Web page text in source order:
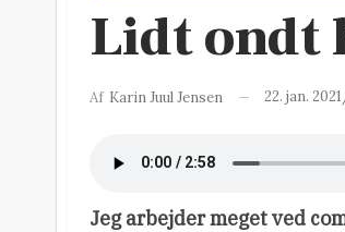
Lidt ondt
Af Karin Juul Jensen 22. jan.
Jeg arbejder meget ved